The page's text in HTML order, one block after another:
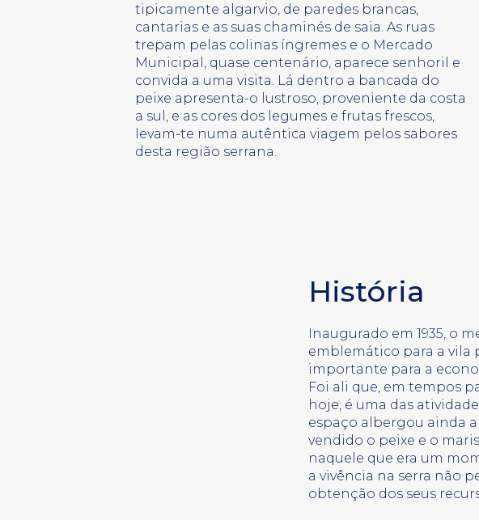
tipicamente algarvio, de paredes brancas,
cantarias e as suas chaminés de saia. As ruas
trepam pelas colinas íngremes e o Mercado
Municipal, quase centenário, aparece senhoril e
convida a uma visita. Lá dentro a bancada do
peixe apresenta-o lustroso, proveniente da costa
a sul, e as cores dos legumes e frutas frescos,
levam-te numa autêntica viagem pelos sabores
desta região serrana.
História
Inaugurado em 1935, o
emblemático para a vila
importante para a
Foi ali que, em tempos
hoje, é uma das
espaço albergou ainda a
vendido o peixe e o
naquele que era um
a vivência na serra não
obtenção dos seus